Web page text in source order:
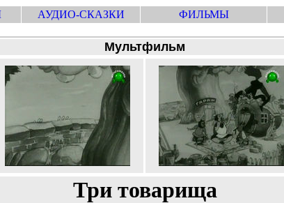
АУДИО-СКАЗКИ ФИЛЬМЫ
Мультфильм
Три товарища